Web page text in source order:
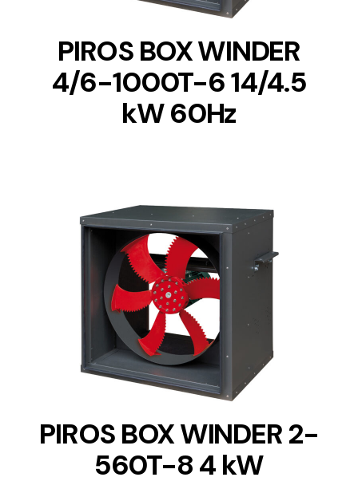
PIROS BOX WINDER
4/6-1000T-6 14/4.5
kW 60Hz
DETAILS
PIROS BOX WINDER 2-
560T-8 4 kW